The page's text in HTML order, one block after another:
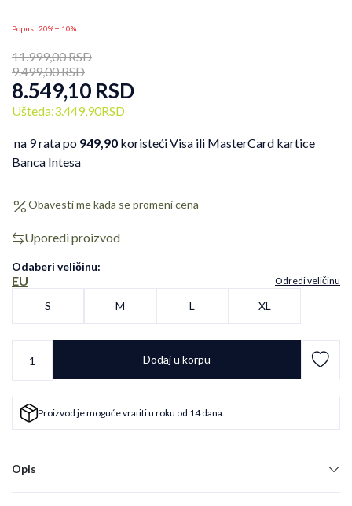
Popust 20% + 10%
11.999,00RSD
9.499,00RSD
8.549,10 RSD
Ušteda:3.449,90RSD
na 9 rata po 949,90 koristeći Visa ili MasterCard kartice
Banca Intesa
Obavesti me kada se promeni cena
Uporedi proizvod
Odaberi veličinu:
EU Odredi veličinu
S M L XL
Dodaj u korpu
Proizvod je moguće vratiti u roku od 14 dana.
Opis